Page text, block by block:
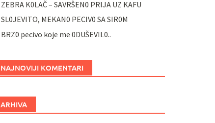
ZEBRA K0LAČ – SAVRŠEN0 PRIJA UZ KAFU
SL0JEVITO, MEKAN0 PECIV0 SA SIR0M
BRZ0 pecivo koje me 0DUŠEVIL0..
NAJNOVIJI KOMENTARI
ARHIVA